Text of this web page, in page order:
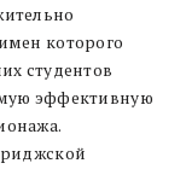
которого
студентов
эффективную